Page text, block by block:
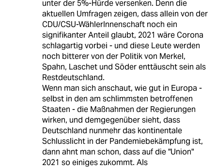
unter der 5%-Hürde versenken. Denn die
aktuellen Umfragen zeigen, dass allein von der
CDU/CSU-WählerInnenschaft noch ein
signifikanter Anteil glaubt, 2021 wäre Corona
schlagartig vorbei - und diese Leute werden
noch bitterer von der Politik von Merkel,
Spahn, Laschet und Söder enttäuscht sein als
Restdeutschland.
Wenn man sich anschaut, wie gut in Europa -
selbst in den am schlimmsten betroffenen
Staaten - die Maßnahmen der Regierungen
wirken, und demgegenüber sieht, dass
Deutschland nunmehr das kontinentale
Schlusslicht in der Pandemiebekämpfung ist,
dann ahnt man schon, dass auf die "Union"
2021 so einiges zukommt. Als